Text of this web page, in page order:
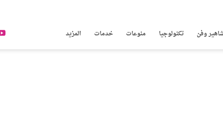
وفن تكنولوجيا منوعات خدمات المزيد